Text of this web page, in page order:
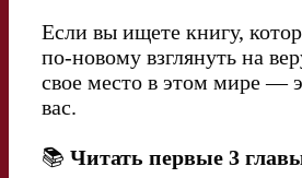
Если вы ищете книгу,
по-новому взглянуть на
свое место в этом мире —
вас.
📚 Читать первые 3